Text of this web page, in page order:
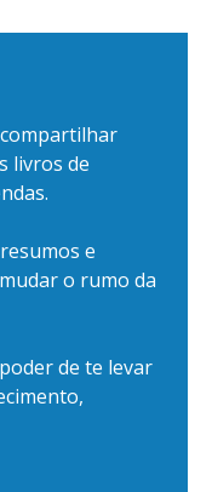
livros de
e
o rumo da
de te levar